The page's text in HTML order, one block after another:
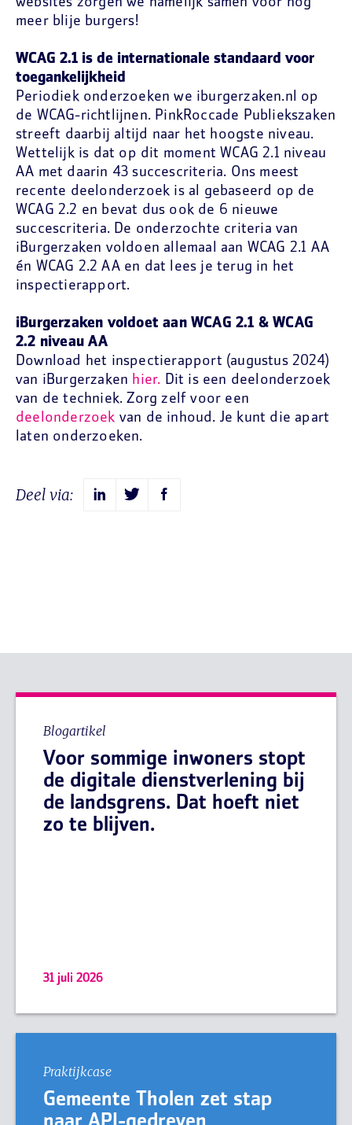
websites zorgen we namelijk samen voor nog
meer blije burgers!
WCAG 2.1 is de internationale standaard voor
toegankelijkheid
Periodiek onderzoeken we iburgerzaken.nl op
de WCAG-richtlijnen. PinkRoccade Publiekszaken
streeft daarbij altijd naar het hoogste niveau.
Wettelijk is dat op dit moment WCAG 2.1 niveau
AA met daarin 43 succescriteria. Ons meest
recente deelonderzoek is al gebaseerd op de
WCAG 2.2 en bevat dus ook de 6 nieuwe
succescriteria. De onderzochte criteria van
iBurgerzaken voldoen allemaal aan WCAG 2.1 AA
én WCAG 2.2 AA en dat lees je terug in het
inspectierapport.
iBurgerzaken voldoet aan WCAG 2.1 & WCAG
2.2 niveau AA
Download het inspectierapport (augustus 2024)
van iBurgerzaken hier. Dit is een deelonderzoek
van de techniek. Zorg zelf voor een
deelonderzoek van de inhoud. Je kunt die apart
laten onderzoeken.
Deel via:
Blogartikel
Voor sommige inwoners stopt
de digitale dienstverlening bij
de landsgrens. Dat hoeft niet
zo te blijven.
31 juli 2026
Praktijkcase
Gemeente Tholen zet stap